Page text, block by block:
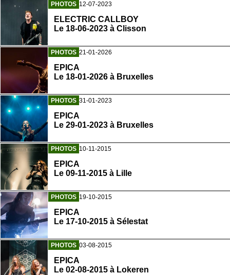
PHOTOS 12-07-2023
ELECTRIC CALLBOY
Le 18-06-2023 à Clisson
PHOTOS 21-01-2026
EPICA
Le 18-01-2026 à Bruxelles
PHOTOS 31-01-2023
EPICA
Le 29-01-2023 à Bruxelles
PHOTOS 10-11-2015
EPICA
Le 09-11-2015 à Lille
PHOTOS 19-10-2015
EPICA
Le 17-10-2015 à Sélestat
PHOTOS 03-08-2015
EPICA
Le 02-08-2015 à Lokeren